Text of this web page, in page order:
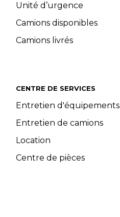
Unité d’urgence
Camions disponibles
Camions livrés
CENTRE DE SERVICES
Entretien d'équipements
Entretien de camions
Location
Centre de pièces